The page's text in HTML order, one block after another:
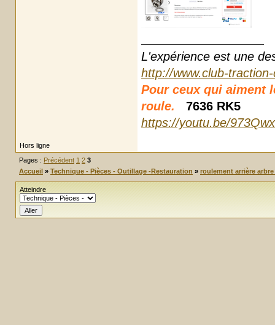
L'expérience est une
http://www.club-
Pour ceux qui aiment
roule.
7636 RK5
https://youtu.be/
Hors ligne
Pages : Précédent 1 2 3
Accueil » Technique - Pièces - Outillage -Restauration » roulement arrière
Atteindre